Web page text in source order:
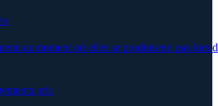
au moment où elles se produisent, pas lors
pris